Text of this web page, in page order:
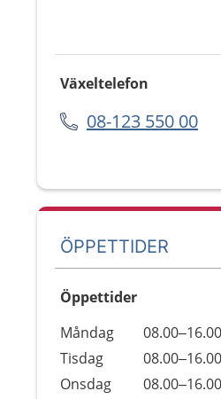
Växeltelefon
08-123 550 00
ÖPPETTIDER
Öppettider
Dag
Öppettider
Kommentarer
Måndag
08.00–16.00
Tisdag
08.00–16.00
Onsdag
08.00–16.00